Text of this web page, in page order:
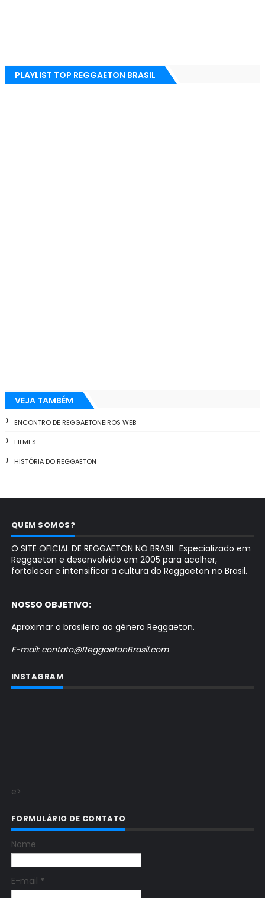
PLAYLIST TOP REGGAETON BRASIL
VEJA TAMBÉM
ENCONTRO DE REGGAETONEIROS WEB
FILMES
HISTÓRIA DO REGGAETON
QUEM SOMOS?
O SITE OFICIAL DE REGGAETON NO BRASIL. Especializado em
Reggaeton e desenvolvido em 2005 para acolher,
fortalecer e intensificar a cultura do Reggaeton no Brasil.
NOSSO OBJETIVO:
Aproximar o brasileiro ao gênero Reggaeton.
E-mail: contato@ReggaetonBrasil.com
INSTAGRAM
e>
FORMULÁRIO DE CONTATO
Nome
E-mail *